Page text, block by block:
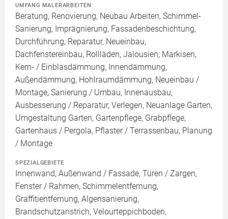
UMFANG MALERARBEITEN
Beratung, Renovierung, Neubau Arbeiten, Schimmel-
Sanierung, Imprägnierung, Fassadenbeschichtung,
Durchführung, Reparatur, Neueinbau,
Dachfenstereinbau, Rollläden, Jalousien, Markisen,
Kern- / Einblasdämmung, Innendämmung,
Außendämmung, Hohlraumdämmung, Neueinbau /
Montage, Sanierung / Umbau, Innenausbau,
Ausbesserung / Reparatur, Verlegen, Neuanlage Garten,
Umgestaltung Garten, Gartenpflege, Grabpflege,
Gartenhaus / Pergola, Pflaster / Terrassenbau, Planung
/ Montage
SPEZIALGEBIETE
Innenwand, Außenwand / Fassade, Türen / Zargen,
Fenster / Rahmen, Schimmelentfernung,
Graffitientfernung, Algensanierung,
Brandschutzanstrich, Velourteppichboden,